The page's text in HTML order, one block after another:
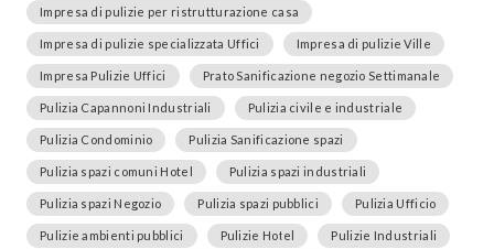
Impresa di pulizie per ristrutturazione casa
Impresa di pulizie specializzata Uffici Impresa di pulizie Ville
Impresa Pulizie Uffici Prato Sanificazione negozio Settimanale
Pulizia Capannoni Industriali Pulizia civile e industriale
Pulizia Condominio Pulizia Sanificazione spazi
Pulizia spazi comuni Hotel Pulizia spazi industriali
Pulizia spazi Negozio Pulizia spazi pubblici Pulizia Ufficio
Pulizie ambienti pubblici Pulizie Hotel Pulizie Industriali